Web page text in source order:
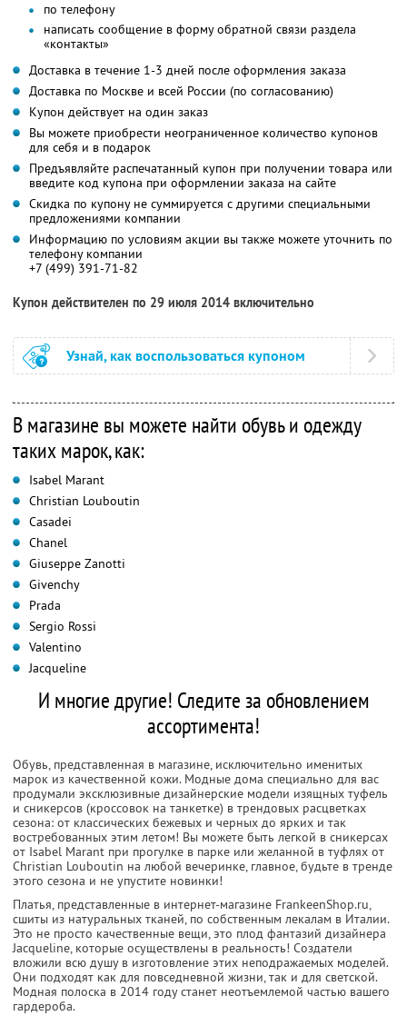
по телефону
написать сообщение в форму обратной связи раздела
«контакты»
Доставка в течение 1-3 дней после оформления заказа
Доставка по Москве и всей России (по согласованию)
Купон действует на один заказ
Вы можете приобрести неограниченное количество купонов
для себя и в подарок
Предъявляйте распечатанный купон при получении товара или
введите код купона при оформлении заказа на сайте
Скидка по купону не суммируется с другими специальными
предложениями компании
Информацию по условиям акции вы также можете уточнить по
телефону компании
+7 (499) 391-71-82
Купон действителен по 29 июля 2014 включительно
Узнай, как воспользоваться купоном
В магазине вы можете найти обувь и одежду
таких марок, как:
Isabel Marant
Christian Louboutin
Casadei
Chanel
Giuseppe Zanotti
Givenchy
Prada
Sergio Rossi
Valentino
Jacqueline
И многие другие! Следите за обновлением
ассортимента!
Обувь, представленная в магазине, исключительно именитых
марок из качественной кожи. Модные дома специально для вас
продумали эксклюзивные дизайнерские модели изящных туфель
и сникерсов (кроссовок на танкетке) в трендовых расцветках
сезона: от классических бежевых и черных до ярких и так
востребованных этим летом! Вы можете быть легкой в сникерсах
от Isabel Marant при прогулке в парке или желанной в туфлях от
Christian Louboutin на любой вечеринке, главное, будьте в тренде
этого сезона и не упустите новинки!
Платья, представленные в интернет-магазине FrankeenShop.ru,
сшиты из натуральных тканей, по собственным лекалам в Италии.
Это не просто качественные вещи, это плод фантазий дизайнера
Jacqueline, которые осуществлены в реальность! Создатели
вложили всю душу в изготовление этих неподражаемых моделей.
Они подходят как для повседневной жизни, так и для светской.
Модная полоска в 2014 году станет неотъемлемой частью вашего
гардероба.